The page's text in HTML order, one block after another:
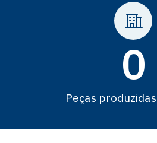
0
Peças